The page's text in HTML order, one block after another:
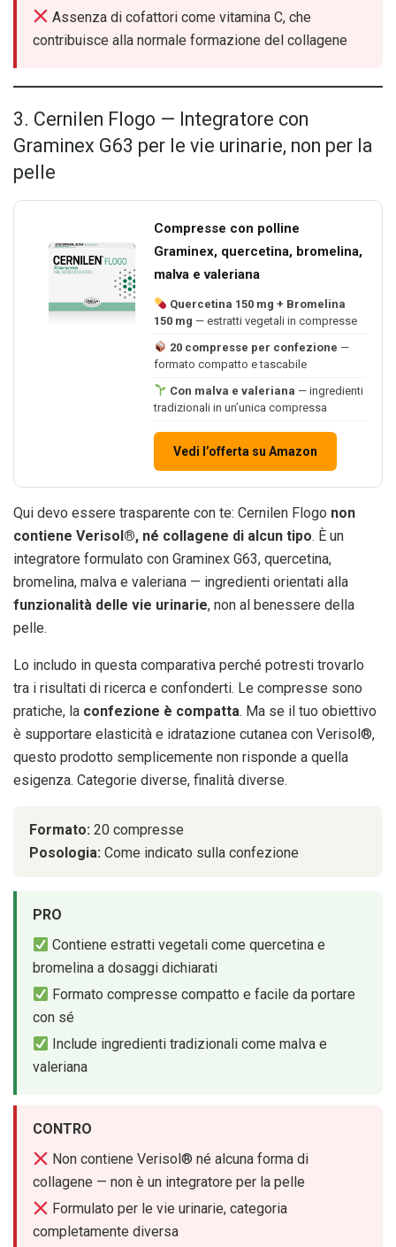
Assenza di cofattori come vitamina C, che
contribuisce alla normale formazione del collagene
3. Cernilen Flogo — Integratore con
Graminex G63 per le vie urinarie, non per la
pelle
Compresse con polline
Graminex, quercetina, bromelina,
malva e valeriana
Quercetina 150 mg + Bromelina
150 mg — estratti vegetali in compresse
20 compresse per confezione —
formato compatto e tascabile
Con malva e valeriana — ingredienti
tradizionali in un’unica compressa
Vedi l’offerta su Amazon
Qui devo essere trasparente con te: Cernilen Flogo non
contiene Verisol®, né collagene di alcun tipo. È un
integratore formulato con Graminex G63, quercetina,
bromelina, malva e valeriana — ingredienti orientati alla
funzionalità delle vie urinarie, non al benessere della
pelle.
Lo includo in questa comparativa perché potresti trovarlo
tra i risultati di ricerca e confonderti. Le compresse sono
pratiche, la confezione è compatta. Ma se il tuo obiettivo
è supportare elasticità e idratazione cutanea con Verisol®,
questo prodotto semplicemente non risponde a quella
esigenza. Categorie diverse, finalità diverse.
Formato: 20 compresse
Posologia: Come indicato sulla confezione
PRO
Contiene estratti vegetali come quercetina e
bromelina a dosaggi dichiarati
Formato compresse compatto e facile da portare
con sé
Include ingredienti tradizionali come malva e
valeriana
CONTRO
Non contiene Verisol® né alcuna forma di
collagene — non è un integratore per la pelle
Formulato per le vie urinarie, categoria
completamente diversa